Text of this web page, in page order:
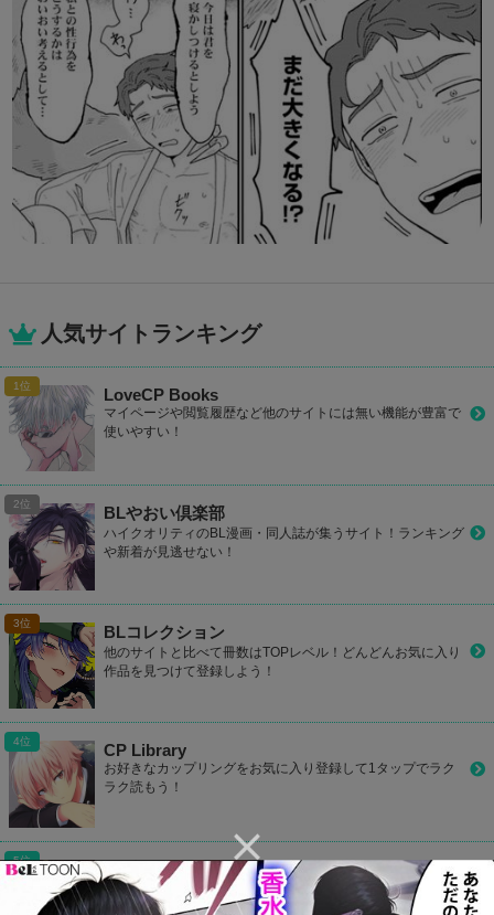
人気サイトランキング
LoveCP Books
マイページや閲覧履歴など他のサイトには無い機能が豊富で
使いやすい！
BLやおい倶楽部
ハイクオリティのBL漫画・同人誌が集うサイト！ランキング
や新着が見逃せない！
BLコレクション
他のサイトと比べて冊数はTOPレベル！どんどんお気に入り
作品を見つけて登録しよう！
CP Library
お好きなカップリングをお気に入り登録して1タップでラク
ラク読もう！
カプコミ
かわいいデザインのBLサイト！気になるBL作品をマイリス
ト登録して読めたり、ランキングで人気作品が丸わかり！